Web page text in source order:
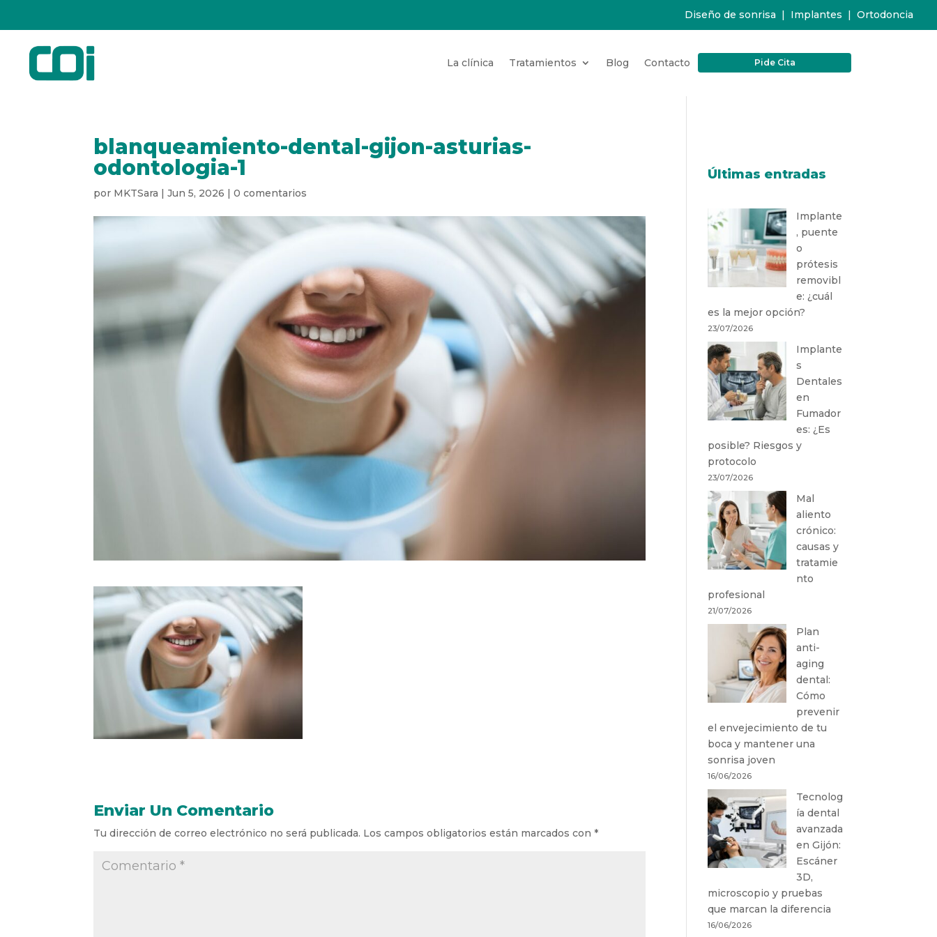
Diseño de sonrisa | Implantes |Ortodoncia
La clínica Tratamientos Blog Contacto Pide Cita
blanqueamiento-dental-gijon-asturias-
odontologia-1
por MKTSara |Jun 5, 2026 |0 comentarios
Enviar Un Comentario
Tu dirección de correo electrónico no será publicada. Los campos obligatorios están marcados con*
Últimas entradas
Implante
, puente
o
prótesis
removibl
e: ¿cuál
es la mejor opción?
23/07/2026
Implante
s
Dentales
en
Fumador
es: ¿Es
posible? Riesgos y
protocolo
23/07/2026
Mal
aliento
crónico:
causas y
tratamie
nto
profesional
21/07/2026
Plan
anti-
aging
dental:
Cómo
prevenir
el envejecimiento de tu
boca y mantener una
sonrisa joven
16/06/2026
Tecnolog
ía dental
avanzada
en Gijón:
Escáner
3D,
microscopio y pruebas
que marcan la diferencia
16/06/2026